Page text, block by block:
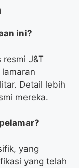
ini?
J&T
Detail lebih
mereka.
yang
yang telah